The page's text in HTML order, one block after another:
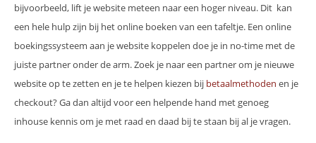
bijvoorbeeld, lift je website meteen naar een hoger niveau. Dit kan
een hele hulp zijn bij het online boeken van een tafeltje. Een online
boekingssysteem aan je website koppelen doe je in no-time met de
juiste partner onder de arm. Zoek je naar een partner om je nieuwe
website op te zetten en je te helpen kiezen bij betaalmethoden en je
checkout? Ga dan altijd voor een helpende hand met genoeg
inhouse kennis om je met raad en daad bij te staan bij al je vragen.